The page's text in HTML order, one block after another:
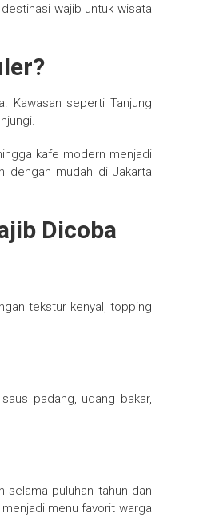
wajib untuk wisata
Kawasan seperti Tanjung
kafe modern menjadi
dengan mudah di Jakarta
Dicoba
tekstur kenyal, topping
padang, udang bakar,
selama puluhan tahun dan
menu favorit warga